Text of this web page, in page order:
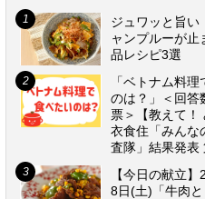
ジュワッと旨い
ャンプルーが止
品レシピ3選
「ベトナム料
のは？」＜回答
票＞【教えて！
衣食住「みんな
査隊」結果発表
【今日の献立】
8日(土)「牛肉